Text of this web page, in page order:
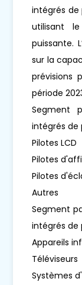
intégrés de
utilisant
puissante.
sur la
prévisions
période
Segment
intégrés de
Pilotes LCD
Pilotes
Pilotes
Autres
Segment
intégrés de
Appareils
Téléviseurs
Systèmes